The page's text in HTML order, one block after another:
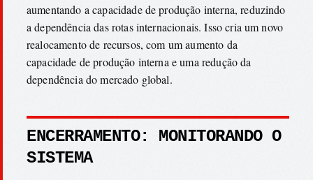
aumentando a capacidade de produção interna, reduzindo
a dependência das rotas internacionais. Isso cria um novo
realocamento de recursos, com um aumento da
capacidade de produção interna e uma redução da
dependência do mercado global.
ENCERRAMENTO: MONITORANDO O
SISTEMA